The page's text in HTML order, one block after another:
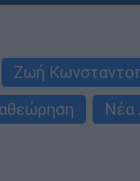
Ζωή
Νέα